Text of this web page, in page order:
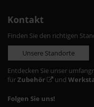
Kontakt
Finden Sie den richtigen
Unsere Standorte
Entdecken Sie unser
fürZubehör und
Folgen Sie uns!